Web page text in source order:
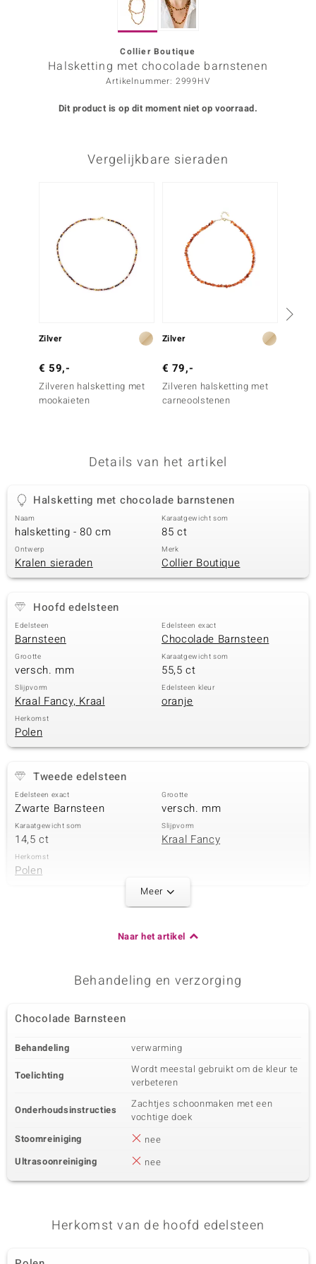
Designs
Collier Boutique
Halsketting met chocolade barnstenen
Artikelnummer: 2999HV
Dit product is op dit moment niet op voorraad.
Vergelijkbare sieraden
Zilver
€ 59,-
Zilveren halsketting met
mookaieten
Zilver
€ 79,-
Zilveren halsketting met
carneoolstenen
Details van het artikel
Halsketting met chocolade barnstenen
Naam
halsketting - 80 cm
Karaatgewicht som
85 ct
Ontwerp
Kralen sieraden
Merk
Collier Boutique
Hoofd edelsteen
Edelsteen
Barnsteen
Edelsteen exact
Chocolade Barnsteen
Grootte
versch. mm
Karaatgewicht som
55,5 ct
Slijpvorm
Kraal Fancy, Kraal
Edelsteen kleur
oranje
Herkomst
Polen
Tweede edelsteen
Edelsteen exact
Zwarte Barnsteen
Grootte
versch. mm
Karaatgewicht som
14,5 ct
Slijpvorm
Kraal Fancy
Herkomst
Polen
Grootte
Kraal Fancy
Meer
Naar het artikel
Behandeling en verzorging
Chocolade Barnsteen
Behandeling verwarming
Toelichting
Wordt meestal gebruikt om de kleur te
verbeteren
Onderhoudsinstructies
Zachtjes schoonmaken met een
vochtige doek
Stoomreiniging
nee
Ultrasoonreiniging
nee
Herkomst van de hoofd edelsteen